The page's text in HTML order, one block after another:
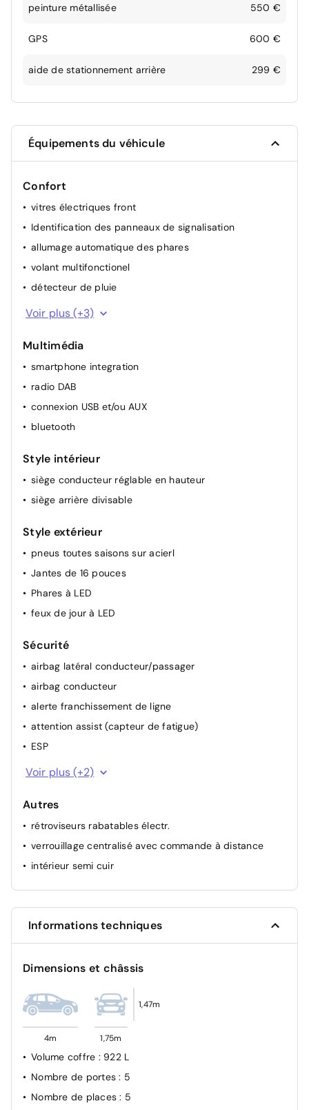
peinture métallisée 550 €
GPS 600 €
aide de stationnement arrière 299 €
Équipements du véhicule
Confort
vitres électriques front
Identification des panneaux de signalisation
allumage automatique des phares
volant multifonctionel
détecteur de pluie
rétroviseur(s) électr.
climatisation (automatique)
Voir plus (+3)
Multimédia
smartphone integration
radio DAB
connexion USB et/ou AUX
bluetooth
Style intérieur
siège conducteur réglable en hauteur
siège arrière divisable
Style extérieur
pneus toutes saisons sur acierl
Jantes de 16 pouces
Phares à LED
feux de jour à LED
Sécurité
airbag latéral conducteur/passager
airbag conducteur
alerte franchissement de ligne
attention assist (capteur de fatigue)
ESP
airbag passager
Voir plus (+2)
Autres
rétroviseurs rabatables électr.
verrouillage centralisé avec commande à distance
intérieur semi cuir
Informations techniques
Dimensions et châssis
4m 1,75m
1,47m
Volume coffre : 922 L
Nombre de portes: 5
Nombre de places: 5